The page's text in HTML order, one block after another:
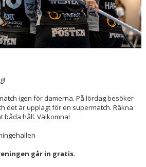
igen för damerna. På lördag besöker
det är upplagt för en supermatch. Räkna
båda håll. Välkomna!
går in gratis.